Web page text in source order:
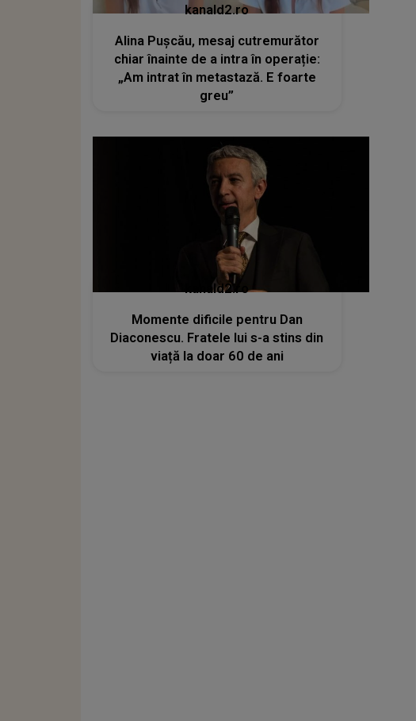
kanald2.ro
Alina Pușcău, mesaj cutremurător
chiar înainte de a intra în operație:
„Am intrat în metastază. E foarte
greu”
kanald2.ro
Momente dificile pentru Dan
Diaconescu. Fratele lui s-a stins din
viață la doar 60 de ani